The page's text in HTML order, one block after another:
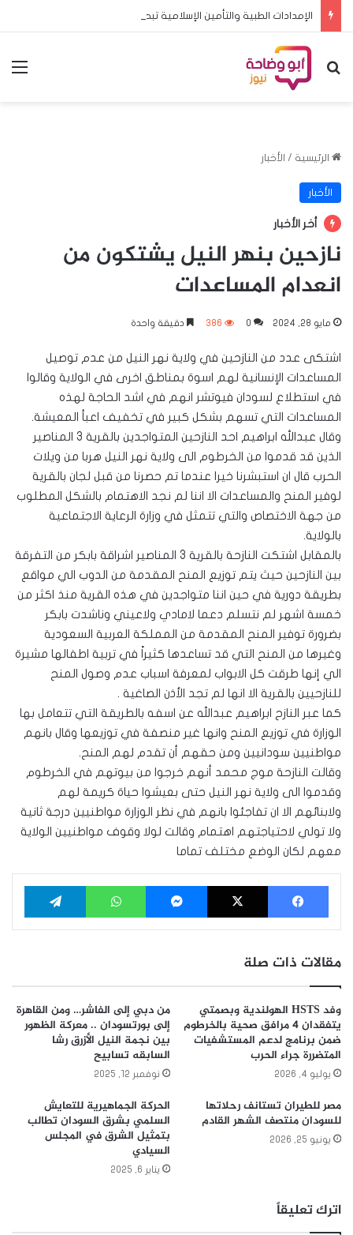
بحث عن
الرئيسية / الأخبار
الأخبار
أخر الأخبار
نازحين بنهر النيل يشتكون من
انعدام المساعدات
مايو 28, 2024 0
386 دقيقة واحدة
اشتكى عدد من النازحين في ولاية نهر النيل من عدم توصيل
المساعدات الإنسانية لهم اسوة بمناطق اخرى في الولاية وقالوا
في استطلاع لسودان فيوتشر انهم في اشد الحاجة لهذه
المساعدات التي تسهم بشكل كبير في تخفيف اعبأ المعيشة.
وقال عبدالله ابراهيم احد النازحين المتواجدين بالقرية 3 المناصير
الذين قد قدموا من الخرطوم الى ولاية نهر النيل هربا من ويلات
الحرب قال ان استبشرنا خيرا عندما تم حصرنا من قبل لجان بالقرية
لوفير المنح والمساعدات الا اننا لم نجد الاهتمام بالشكل المطلوب
من جهة الاختصاص والتي تتمثل في وزارة الرعاية الاجتماعية
بالولاية.
بالمقابل اشتكت النازحة بالقرية 3 المناصير اشراقة بابكر من التفرقة
بين النازحين حيث يتم توزيع المنح المقدمة من الدوب الي مواقع
بطريقة دورية في حين اننا متواجدين في هذه القرية منذ اكثر من
خمسة اشهر لم نتسلم دعما لامادي ولاعيني وناشدت بابكر
بضرورة توفير المنح المقدمة من المملكة العربية السعودية
وغيرها من المنح التي قد تساعدها كثيراً في تربية اطفالها مشيرة
الي إنها طرقت كل الابواب لمعرفة اسباب عدم وصول المنح
للنازحيين بالقرية الا انها لم تجد الأذن الصاغية .
كما عبر النازح ابراهيم عبدالله عن اسفه بالطريقة التي تتعامل بها
الوزارة في توزيع المنح وانها غير منصفة في توزيعها وقال بانهم
مواطنيين سودانيين ومن حقهم أن تقدم لهم المنح.
وقالت النازحة موج محمد أنهم خرجوا من بيوتهم في الخرطوم
وقدموا الى ولاية نهر النيل حتى بعيشوا حياة كريمة لهم
ولابنائهم الا ان تفاجئوا بانهم في نظر الوزارة مواطنيين درجة ثانية
ولا تولي لاحتياجتهم اهتمام وقالت لولا وقوف مواطنيين الولاية
معهم لكان الوضع مختلف تماما
فيسبوك ‫X ماسنجر واتساب
مقالات ذات صلة
وفد HSTS الهولندية وبصمتي
يتفقدان 4 مرافق صحية بالخرطوم
ضمن برنامج لدعم المستشفيات
المتضررة جراء الحرب
يوليو 4, 2026
من دبي إلى الفاشر… ومن القاهرة
إلى بورتسودان .. معركة الظهور
بين نجمة النيل الأزرق رشا
السابقه تسابيح
نوفمبر 12, 2025
مصر للطيران تستانف رحلاتها
للسودان منتصف الشهر القادم
يونيو 25, 2026
الحركة الجماهيرية للتعايش
السلمي بشرق السودان تطالب
بتمثيل الشرق في المجلس
السيادي
يناير 6, 2025
اترك تعليقاً